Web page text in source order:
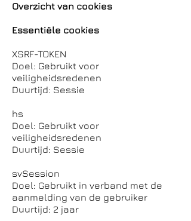
Overzicht van cookies
Essentiële cookies
XSRF-TOKEN
Doel: Gebruikt voor
veiligheidsredenen
Duurtijd: Sessie
hs
Doel: Gebruikt voor
veiligheidsredenen
Duurtijd: Sessie
svSession
Doel: Gebruikt in verband met de
aanmelding van de gebruiker
Duurtijd: 2 jaar